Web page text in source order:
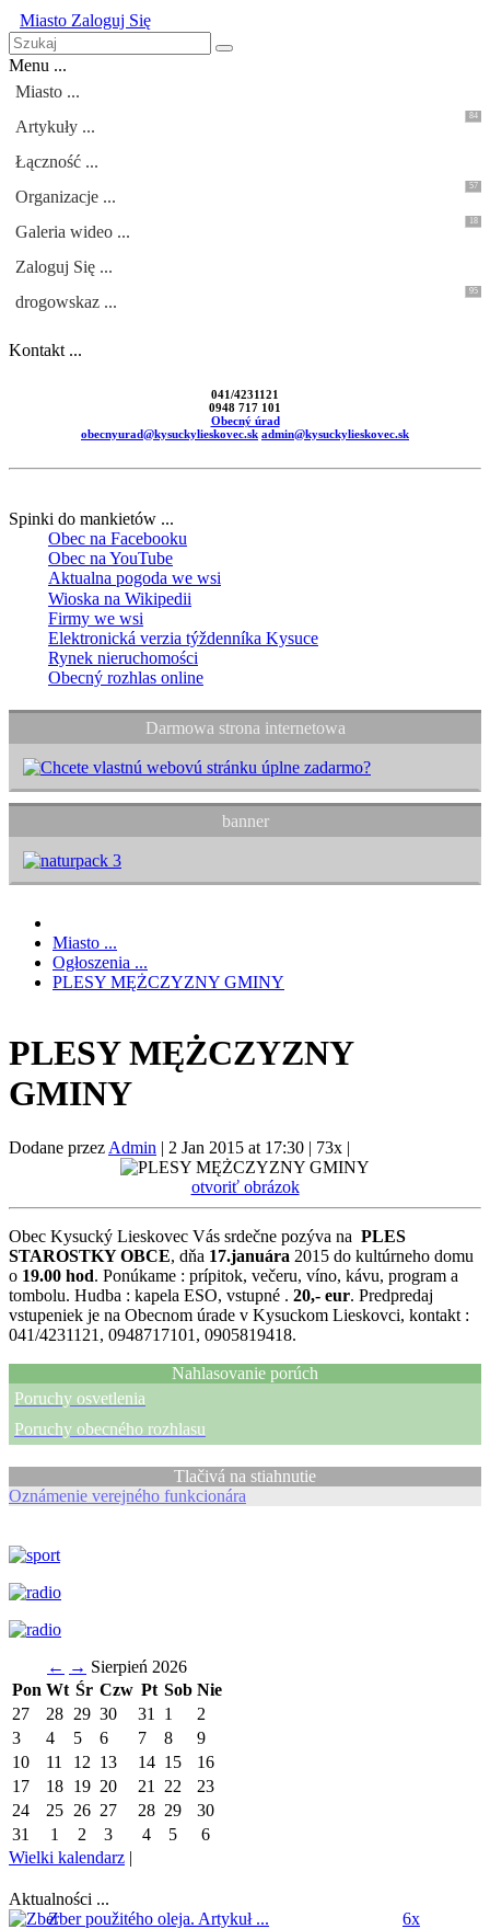
Miasto Zaloguj Się
Menu ...
Miasto ...
Artykuły ...
84
Łączność ...
Organizacje ...
57
Galeria wideo ...
18
Zaloguj Się ...
drogowskaz ...
95
Kontakt ...
041/4231121
0948 717 101
Obecný úrad
obecnyurad@kysuckylieskovec.sk admin@kysuckylieskovec.sk
Spinki do mankietów ...
Obec na Facebooku
Obec na YouTube
Aktualna pogoda we wsi
Wioska na Wikipedii
Firmy we wsi
Elektronická verzia týždenníka Kysuce
Rynek nieruchomości
Obecný rozhlas online
Darmowa strona internetowa
banner
Miasto ...
Ogłoszenia ...
PLESY MĘŻCZYZNY GMINY
PLESY MĘŻCZYZNY
GMINY
Dodane przez Admin | 2 Jan 2015 at 17:30 | 73x |
otvoriť obrázok
Obec Kysucký Lieskovec Vás srdečne pozýva na PLES
STAROSTKY OBCE, dňa 17.januára 2015 do kultúrneho domu
o 19.00 hod. Ponúkame : prípitok, večeru, víno, kávu, program a
tombolu. Hudba : kapela ESO, vstupné . 20,- eur. Predpredaj
vstupeniek je na Obecnom úrade v Kysuckom Lieskovci, kontakt :
041/4231121, 0948717101, 0905819418.
Nahlasovanie porúch
Poruchy osvetlenia
Poruchy obecného rozhlasu
Tlačivá na stiahnutie
Oznámenie verejného funkcionára
← → Sierpień 2026
Pon Wt Śr Czw Pt Sob Nie
27
28 29 30 31 1
2
3
4 5 6 7 8
9
10
11 12 13 14 15
16
17
18 19 20 21 22
23
24
25 26 27 28 29
30
31
1 2 3 4 5
6
Wielki kalendarz |
Aktualności ...
Zber použitého oleja. Artykuł ... 6x